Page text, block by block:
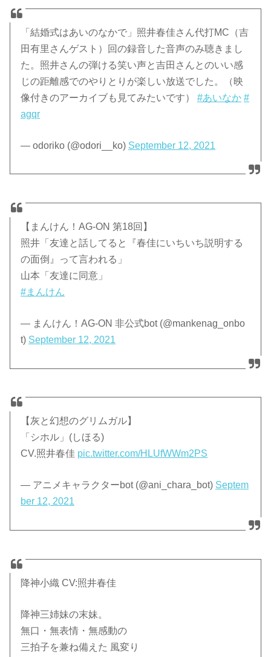
「結婚式はあいのなかで」照井春佳さん代打MC（吉
田有里さんゲスト）回の録音した音声のみ聴きまし
た。照井さんの弾ける笑い声と吉田さんとのいい感
じの距離感でのやりとりが楽しい放送でした。（映
像付きのアーカイブも見てみたいです）#あいなか #
agqr
— odoriko (@odori__ko) September 12, 2021
【まんけん！AG-ON 第18回】
照井「友達と話してると『春佳にいちいち説明する
の面倒』って言われる」
山本「友達に同意」
#まんけん
— まんけん！AG-ON 非公式bot (@mankenag_onbo
t) September 12, 2021
【灰と幻想のグリムガル】
「シホル」(しほる)
CV.照井春佳 pic.twitter.com/HLUfWWm2PS
— アニメキャラクターbot (@ani_chara_bot) Septem
ber 12, 2021
降神小織 CV:照井春佳
降神三姉妹の末妹。
無口・無表情・無感動の
三拍子を兼ね備えた 風変り